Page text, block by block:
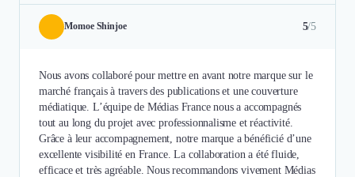
Momoe Shinjoe 5/5
Nous avons collaboré pour mettre en avant notre marque sur le
marché français à travers des publications et une couverture
médiatique. L’équipe de Médias France nous a accompagnés
tout au long du projet avec professionnalisme et réactivité.
Grâce à leur accompagnement, notre marque a bénéficié d’une
excellente visibilité en France. La collaboration a été fluide,
efficace et très agréable. Nous recommandons vivement Médias